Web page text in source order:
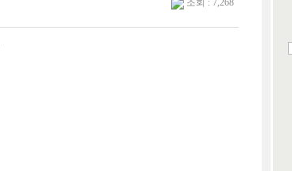
조회 : 7,268